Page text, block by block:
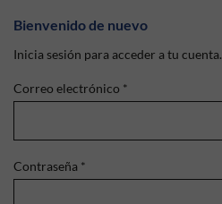
Bienvenido de nuevo
Inicia sesión para acceder a tu cuenta.
Correo electrónico *
Contraseña *